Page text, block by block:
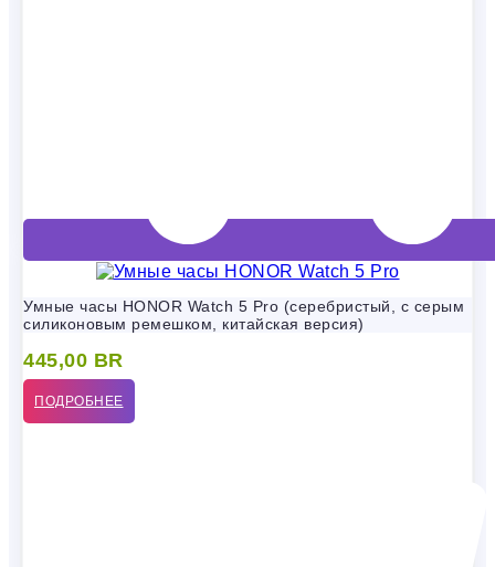
Умные часы HONOR Watch 5 Pro (серебристый, с серым
силиконовым ремешком, китайская версия)
445,00 BR
ПОДРОБНЕЕ